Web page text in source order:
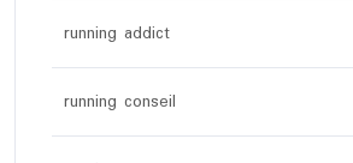
running addict
running conseil